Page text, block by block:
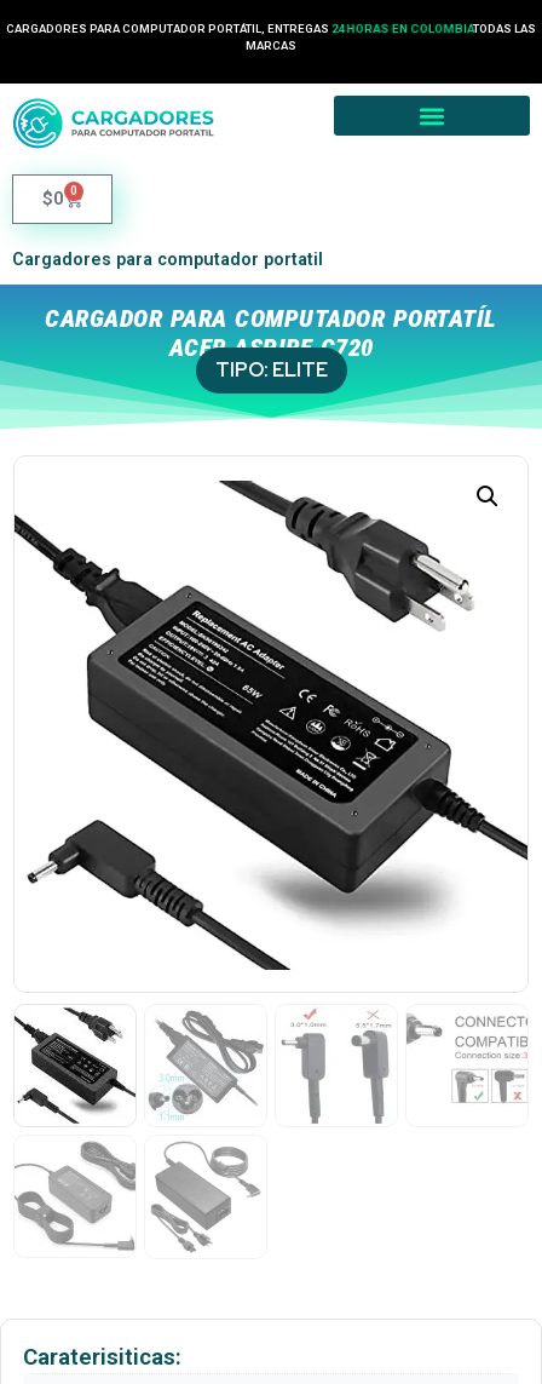
CARGADORES PARA COMPUTADOR PORTÁTIL, ENTREGAS 24 HORAS EN COLOMBIATODAS LAS
MARCAS
$0 0
Cargadores para computador portatil
CARGADOR PARA COMPUTADOR PORTATÍL
ACER ASPIRE C720
TIPO: ELITE
Caraterisiticas: